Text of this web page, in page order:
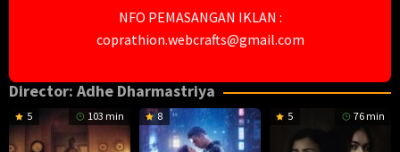
NFO PEMASANGAN IKLAN :
coprathion.webcrafts@gmail.com
Director: Adhe Dharmastriya
5 103 min 8 5 76 min